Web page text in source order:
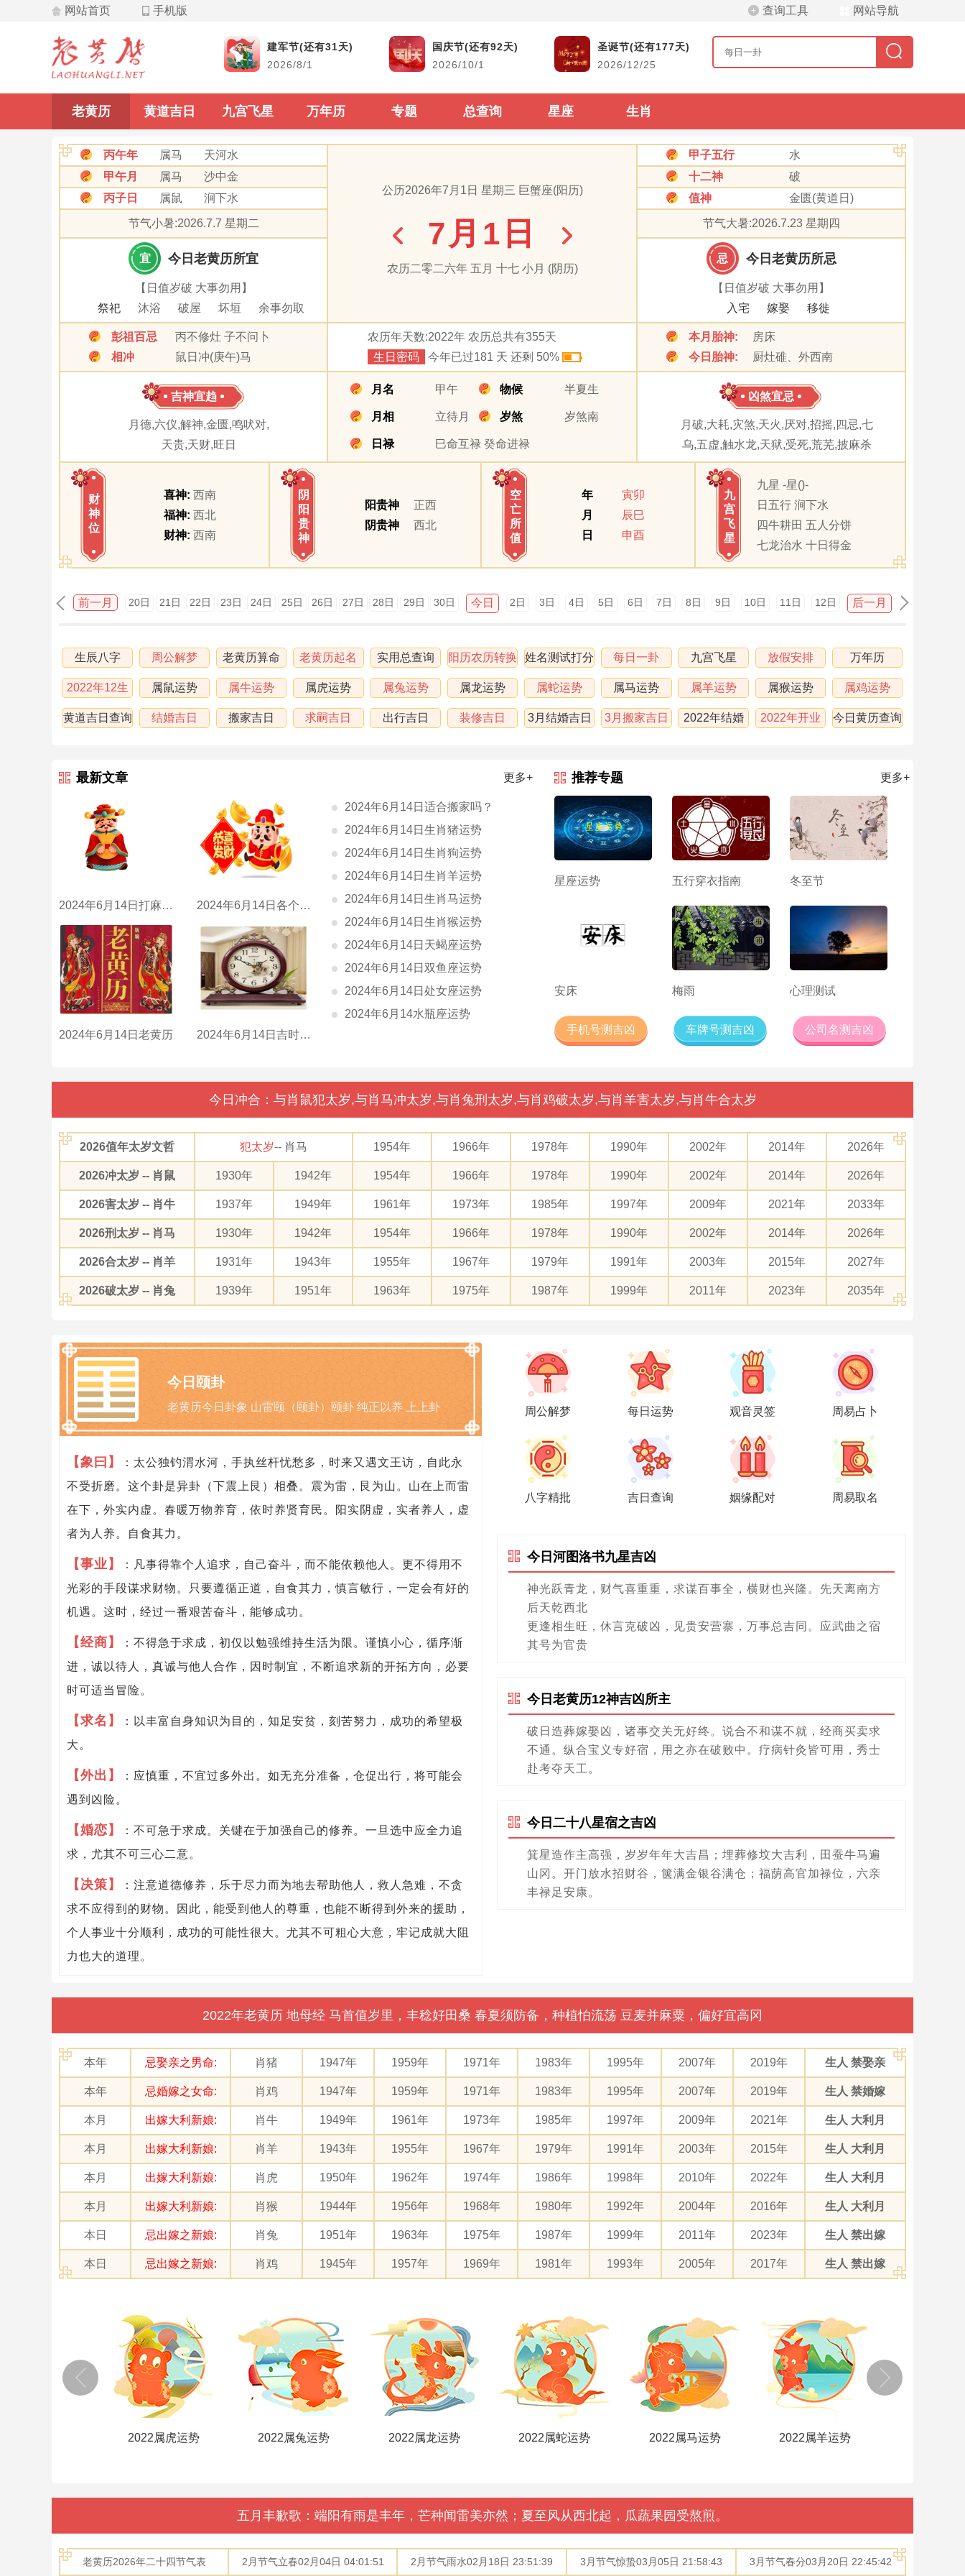
网站首页 手机版 查询工具 网站导航
飞星
九宫飞星
黄道吉日
结婚吉日
搬家吉日
开市吉日
装修吉日
动土吉日
生活查询
生男生女查询
古今时辰对照
阴阳历转换
二十四节气表
60甲子纳音顺序
建军节(还有31天)
2026/8/1
国庆节(还有92天)
2026/10/1
圣诞节(还有177天)
2026/12/25
老黄历 黄道吉日 九宫飞星 万年历 专题 总查询 星座 生肖
丙午年 属马
天河水
甲午月
属马
沙中金
丙子日
属鼠 涧下水
公历2026年7月1日 星期三 巨蟹座(阳历)
7月1日
农历二零二六年 五月 十七 小月 (阴历)
甲子五行
水
十二神
破
值神
金匮(黄道日)
节气小暑:2026.7.7 星期二 节气大暑:2026.7.23 星期四
宜 今日老黄历所宜
【日值岁破 大事勿用】
祭祀
沐浴 破屋 坏垣 余事勿取
忌 今日老黄历所忌
【日值岁破 大事勿用】
入宅
嫁娶 移徙
彭祖百忌
丙不修灶 子不问卜
相冲
鼠日冲(庚午)马
农历年天数:2022年 农历总共有355天
生日密码
今年已过181 天 还剩 50%
本月胎神:
房床
今日胎神:
厨灶碓、外西南
吉神宜趋
月德,六仪,解神,金匮,鸣吠对,
天贵,天财,旺日
月名 甲午 物候 半夏生
月相 立待月 岁煞 岁煞南
日禄 巳命互禄 癸命进禄
凶煞宜忌
月破,大耗,灾煞,天火,厌对,招摇,四忌,七
乌,五虚,触水龙,天狱,受死,荒芜,披麻杀
财
神
位
喜神: 西南
福神: 西北
财神: 西南
阴
阳
贵
神
阳贵神
正西
阴贵神
西北
空
亡
所
值
年
寅卯
月
辰巳
日
申酉
九
宫
飞
星
九星 -星()-
日五行 涧下水
四牛耕田 五人分饼
七龙治水 十日得金
前一月 20日 21日 22日 23日 24日 25日 26日 27日 28日 29日 30日 今日 2日 3日 4日 5日 6日 7日 8日 9日 10日 11日 12日 后一月
生辰八字 周公解梦 老黄历算命 老黄历起名 实用总查询 阳历农历转换 姓名测试打分 每日一卦 九宫飞星 放假安排 万年历
2022年12生
肖运程
属鼠运势 属牛运势 属虎运势 属兔运势 属龙运势 属蛇运势 属马运势 属羊运势 属猴运势 属鸡运势
黄道吉日查询 结婚吉日 搬家吉日 求嗣吉日 出行吉日 装修吉日
3月结婚吉日
3月搬家吉日
2022年结婚
2022年开业
今日黄历查询
最新文章 更多+ 推荐专题 更多+
2024年6月14日打麻将财神方位 2024年6月14日各个时辰财喜神方位
2024年6月14日老黄历 2024年6月14日吉时是什么时辰？
2024年6月14日适合搬家吗？
2024年6月14日生肖猪运势
2024年6月14日生肖狗运势
2024年6月14日生肖羊运势
2024年6月14日生肖马运势
2024年6月14日生肖猴运势
2024年6月14日天蝎座运势
2024年6月14日双鱼座运势
2024年6月14日处女座运势
2024年6月14水瓶座运势
星座运势 五行穿衣指南 冬至节
安床 梅雨 心理测试
手机号测吉凶 车牌号测吉凶 公司名测吉凶
今日冲合：与肖鼠犯太岁,与肖马冲太岁,与肖兔刑太岁,与肖鸡破太岁,与肖羊害太岁,与肖牛合太岁
2026值年太岁文哲 犯太岁-- 肖马 1954年 1966年 1978年 1990年 2002年 2014年 2026年
2026冲太岁 -- 肖鼠 1930年 1942年 1954年 1966年 1978年 1990年 2002年 2014年 2026年
2026害太岁 -- 肖牛 1937年 1949年 1961年 1973年 1985年 1997年 2009年 2021年 2033年
2026刑太岁 -- 肖马 1930年 1942年 1954年 1966年 1978年 1990年 2002年 2014年 2026年
2026合太岁 -- 肖羊 1931年 1943年 1955年 1967年 1979年 1991年 2003年 2015年 2027年
2026破太岁 -- 肖兔 1939年 1951年 1963年 1975年 1987年 1999年 2011年 2023年 2035年
今日颐卦
老黄历今日卦象 山雷颐（颐卦）颐卦 纯正以养 上上卦
【象曰】
：太公独钓渭水河，手执丝杆忧愁多，时来又遇文王访，自此永
不受折磨。这个卦是异卦（下震上艮）相叠。震为雷，艮为山。山在上而雷
在下，外实内虚。春暖万物养育，依时养贤育民。阳实阴虚，实者养人，虚
者为人养。自食其力。
【事业】
：凡事得靠个人追求，自己奋斗，而不能依赖他人。更不得用不
光彩的手段谋求财物。只要遵循正道，自食其力，慎言敏行，一定会有好的
机遇。这时，经过一番艰苦奋斗，能够成功。
【经商】
：不得急于求成，初仅以勉强维持生活为限。谨慎小心，循序渐
进，诚以待人，真诚与他人合作，因时制宜，不断追求新的开拓方向，必要
时可适当冒险。
【求名】
：以丰富自身知识为目的，知足安贫，刻苦努力，成功的希望极
大。
【外出】
：应慎重，不宜过多外出。如无充分准备，仓促出行，将可能会
遇到凶险。
【婚恋】
：不可急于求成。关键在于加强自己的修养。一旦选中应全力追
求，尤其不可三心二意。
【决策】
：注意道德修养，乐于尽力而为地去帮助他人，救人急难，不贪
求不应得到的财物。因此，能受到他人的尊重，也能不断得到外来的援助，
个人事业十分顺利，成功的可能性很大。尤其不可粗心大意，牢记成就大阻
力也大的道理。
周公解梦 每日运势 观音灵签 周易占卜
八字精批 吉日查询 姻缘配对 周易取名
今日河图洛书九星吉凶
神光跃青龙，财气喜重重，求谋百事全，横财也兴隆。先天离南方
后天乾西北
更逢相生旺，休言克破凶，见贵安营寨，万事总吉同。应武曲之宿
其号为官贵
今日老黄历12神吉凶所主
破日造葬嫁娶凶，诸事交关无好终。说合不和谋不就，经商买卖求
不通。纵合宝义专好宿，用之亦在破败中。疗病针灸皆可用，秀士
赴考夺天工。
今日二十八星宿之吉凶
箕星造作主高强，岁岁年年大吉昌；埋葬修坟大吉利，田蚕牛马遍
山冈。开门放水招财谷，箧满金银谷满仓；福荫高官加禄位，六亲
丰禄足安康。
2022年老黄历 地母经 马首值岁里，丰稔好田桑 春夏须防备，种植怕流荡 豆麦并麻粟，偏好宜高冈
本年 忌娶亲之男命: 肖猪 1947年 1959年 1971年 1983年 1995年 2007年 2019年 生人 禁娶亲
本年 忌婚嫁之女命: 肖鸡 1947年 1959年 1971年 1983年 1995年 2007年 2019年 生人 禁婚嫁
本月 出嫁大利新娘: 肖牛 1949年 1961年 1973年 1985年 1997年 2009年 2021年 生人 大利月
本月 出嫁大利新娘: 肖羊 1943年 1955年 1967年 1979年 1991年 2003年 2015年 生人 大利月
本月 出嫁大利新娘: 肖虎 1950年 1962年 1974年 1986年 1998年 2010年 2022年 生人 大利月
本月 出嫁大利新娘: 肖猴 1944年 1956年 1968年 1980年 1992年 2004年 2016年 生人 大利月
本日 忌出嫁之新娘: 肖兔 1951年 1963年 1975年 1987年 1999年 2011年 2023年 生人 禁出嫁
本日 忌出嫁之新娘: 肖鸡 1945年 1957年 1969年 1981年 1993年 2005年 2017年 生人 禁出嫁
2022属兔运势 2022属龙运势 2022属蛇运势 2022属马运势 2022属羊运势 2022属猴运势
五月丰歉歌：端阳有雨是丰年，芒种闻雷美亦然；夏至风从西北起，瓜蔬果园受熬煎。
老黄历2026年二十四节气表 2月节气立春02月04日 04:01:51 2月节气雨水02月18日 23:51:39 3月节气惊蛰03月05日 21:58:43 3月节气春分03月20日 22:45:42